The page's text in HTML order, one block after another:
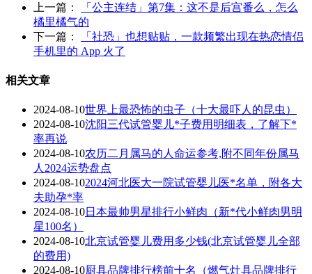
上一篇：
「公主连结」第7集：这不是后宫番么，怎么
橘里橘气的
下一篇：
「社恐」也想贴贴，一款频繁出现在热恋情侣
手机里的 App 火了
相关文章
2024-08-10世界上最恐怖的虫子（十大最吓人的昆虫）
2024-08-10沈阳三代试管婴儿*子费用明细表，了解下*
率再说
2024-08-10农历二月属马的人命运参考,附不同年份属马
人2024运势盘点
2024-08-102024河北医大一院试管婴儿医*名单，附各大
夫助孕*率
2024-08-10日本最帅男星排行小鲜肉（新*代小鲜肉男明
星100名）
2024-08-10北京试管婴儿费用多少钱(北京试管婴儿全部
的费用)
2024-08-10厨具品牌排行榜前十名（燃气灶具品牌排行